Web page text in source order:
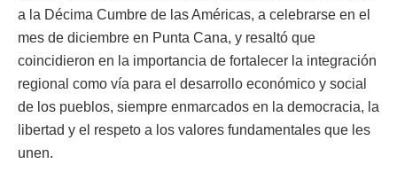
a la Décima Cumbre de las Américas, a celebrarse en el
mes de diciembre en Punta Cana, y resaltó que
coincidieron en la importancia de fortalecer la integración
regional como vía para el desarrollo económico y social
de los pueblos, siempre enmarcados en la democracia, la
libertad y el respeto a los valores fundamentales que les
unen.